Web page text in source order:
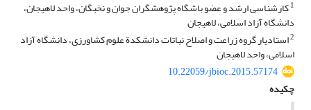
1کارشناسی ارشد و عضو باشگاه پژوهشگران جوان و نخبگان، واحد لاهیجان،
دانشگاه آزاد اسلامی، لاهیجان
2استادیار گروه زراعت و اصلاح نباتات دانشکدة علوم کشاورزی، دانشگاه آزاد
اسلامی، واحد لاهیجان
10.22059/jbioc.2015.57174
چکیده